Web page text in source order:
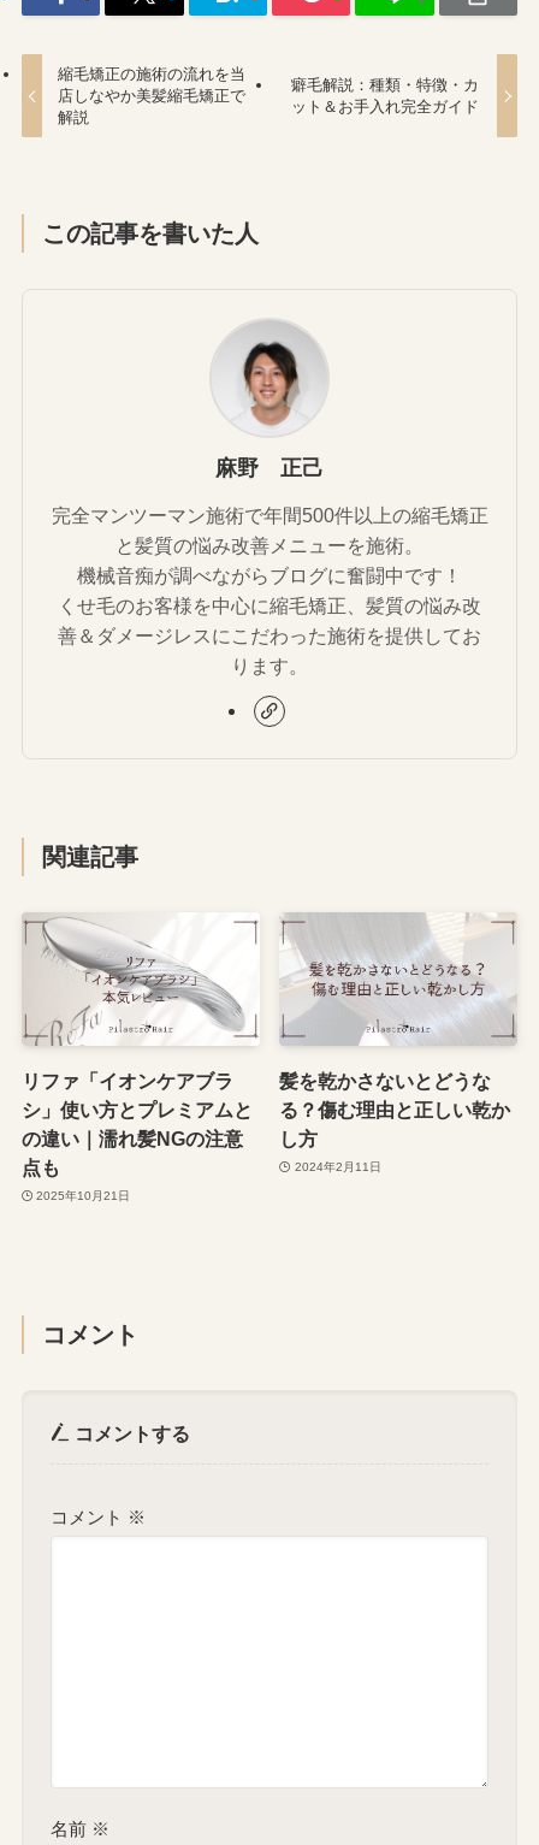
縮毛矯正の施術の流れを当
店しなやか美髪縮毛矯正で
解説
癖毛解説：種類・特徴・カ
ット＆お手入れ完全ガイド
この記事を書いた人
麻野 正己
完全マンツーマン施術で年間500件以上の縮毛矯正
と髪質の悩み改善メニューを施術。
機械音痴が調べながらブログに奮闘中です！
くせ毛のお客様を中心に縮毛矯正、髪質の悩み改
善＆ダメージレスにこだわった施術を提供してお
ります。
関連記事
リファ「イオンケアブラ
シ」使い方とプレミアムと
の違い｜濡れ髪NGの注意
点も
2025年10月21日
髪を乾かさないとどうな
る？傷む理由と正しい乾か
し方
2024年2月11日
コメント
コメントする
コメント ※
名前 ※